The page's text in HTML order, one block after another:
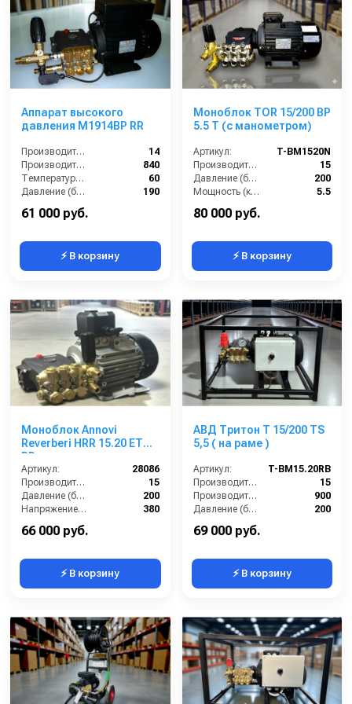
Аппарат высокого
давления M1914BP RR
Производительность (л/мин):
14
Производительность (л/ч):
840
Температура (°C):
60
Давление (бар):
190
61 000 руб.
⚡ В корзину
Моноблок TOR 15/200 BP
5.5 T (с манометром)
Артикул:
T-BM1520N
Производительность (л/мин):
15
Давление (бар):
200
Мощность (кВт):
5.5
Страна-производитель:
80 000 руб.
⚡ В корзину
Моноблок Annovi
Reverberi HRR 15.20 ET
BP
Артикул:
28086
Производительность (л/мин):
15
Давление (бар):
200
Напряжение (В):
380
Мощность (кВт):
66 000 руб.
⚡ В корзину
АВД Тритон Т 15/200 TS
5,5 ( на раме )
Артикул:
T-BM15.20RB
Производительность (л/мин):
15
Производительность (л/ч):
900
Давление (бар):
200
Напряжение (В):
69 000 руб.
⚡ В корзину